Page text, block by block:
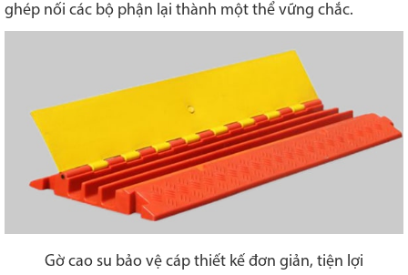
ghép nối các bộ phận lại thành một thể vững chắc.
Gờ cao su bảo vệ cáp thiết kế đơn giản, tiện lợi